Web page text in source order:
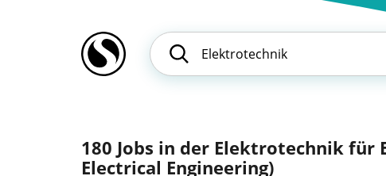
180 Jobs in der Elektrotechnik für
Electrical Engineering)